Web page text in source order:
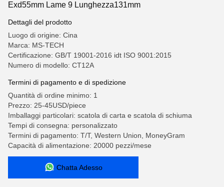
Exd55mm Lame 9 Lunghezza131mm
Dettagli del prodotto
Luogo di origine: Cina
Marca: MS-TECH
Certificazione: GB/T 19001-2016 idt ISO 9001:2015
Numero di modello: CT12A
Termini di pagamento e di spedizione
Quantità di ordine minimo: 1
Prezzo: 25-45USD/piece
Imballaggi particolari: scatola di carta e scatola di schiuma
Tempi di consegna: personalizzato
Termini di pagamento: T/T, Western Union, MoneyGram
Capacità di alimentazione: 20000 pezzi/mese
Chatta Adesso